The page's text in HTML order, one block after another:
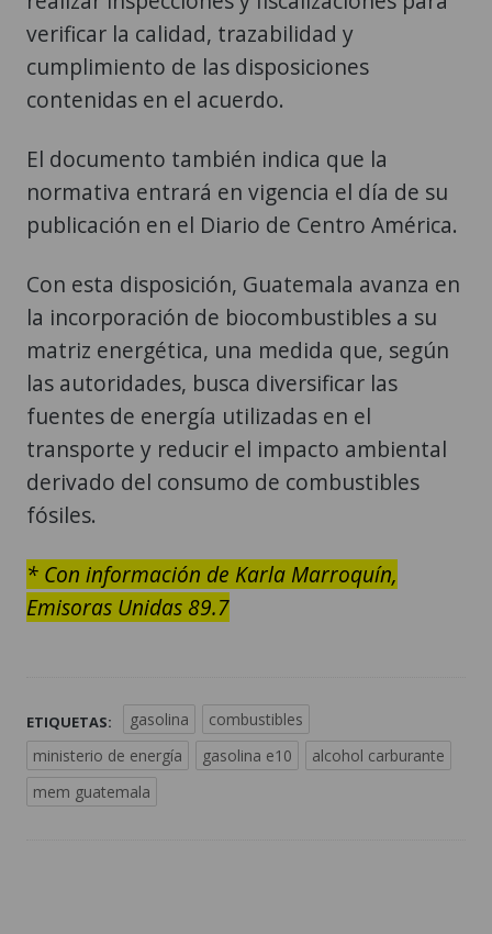
verificar la calidad, trazabilidad y
cumplimiento de las disposiciones
contenidas en el acuerdo.
El documento también indica que la
normativa entrará en vigencia el día de su
publicación en el Diario de Centro América.
Con esta disposición, Guatemala avanza en
la incorporación de biocombustibles a su
matriz energética, una medida que, según
las autoridades, busca diversificar las
fuentes de energía utilizadas en el
transporte y reducir el impacto ambiental
derivado del consumo de combustibles
fósiles.
* Con información de Karla Marroquín,
Emisoras Unidas 89.7
ETIQUETAS: gasolina
combustibles
ministerio de energía
gasolina e10
alcohol carburante
mem guatemala